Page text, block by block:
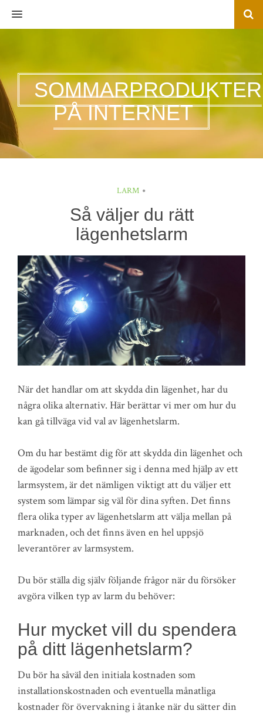
MENU
SOMMARPRODUKTER
PÅ INTERNET
LARM
Så väljer du rätt
lägenhetslarm
När det handlar om att skydda din lägenhet, har du
några olika alternativ. Här berättar vi mer om hur du
kan gå tillväga vid val av lägenhetslarm.
Om du har bestämt dig för att skydda din lägenhet och
de ägodelar som befinner sig i denna med hjälp av ett
larmsystem, är det nämligen viktigt att du väljer ett
system som lämpar sig väl för dina syften. Det finns
flera olika typer av lägenhetslarm att välja mellan på
marknaden, och det finns även en hel uppsjö
leverantörer av larmsystem.
Du bör ställa dig själv följande frågor när du försöker
avgöra vilken typ av larm du behöver:
Hur mycket vill du spendera
på ditt lägenhetslarm?
Du bör ha såväl den initiala kostnaden som
installationskostnaden och eventuella månatliga
kostnader för övervakning i åtanke när du sätter din